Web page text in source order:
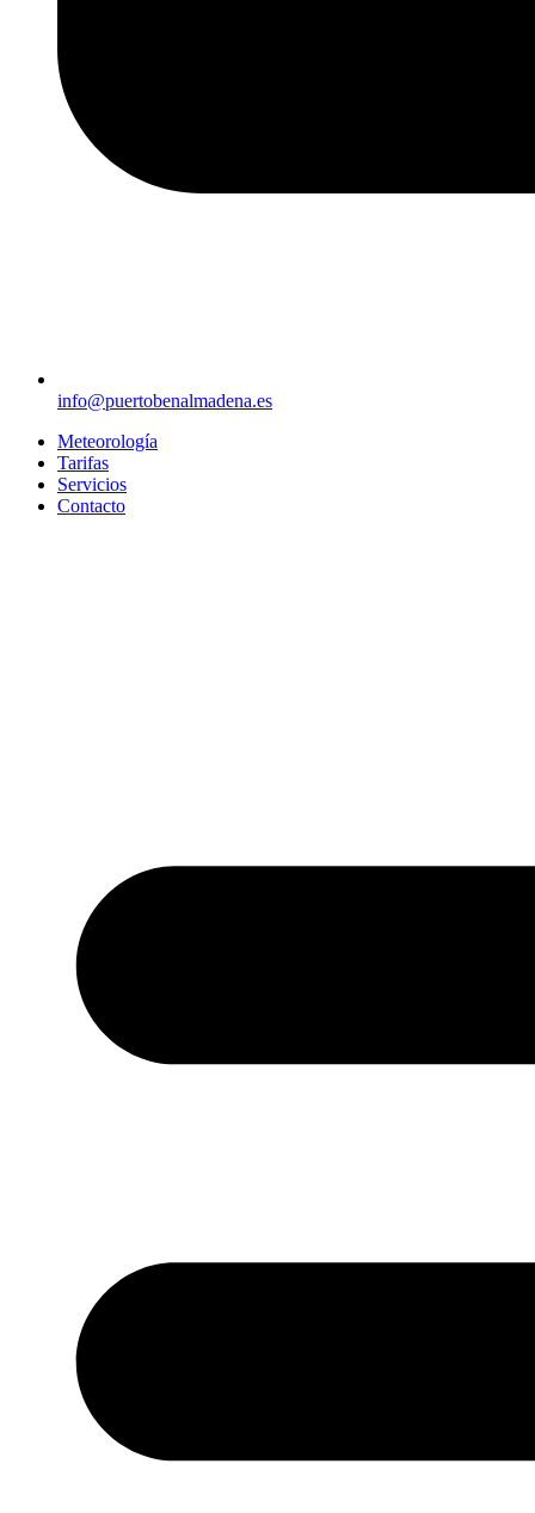
info@puertobenalmadena.es
Meteorología
Tarifas
Servicios
Contacto